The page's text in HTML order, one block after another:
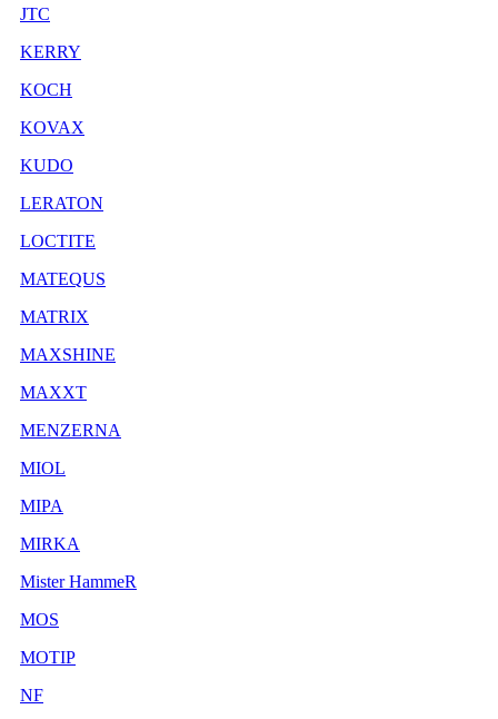
JTC
KERRY
KOCH
KOVAX
KUDO
LERATON
LOCTITE
MATEQUS
MATRIX
MAXSHINE
MAXXT
MENZERNA
MIOL
MIPA
MIRKA
Mister HammeR
MOS
MOTIP
NF